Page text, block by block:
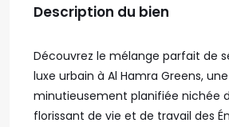
Description du bien
Découvrez le mélange parfait de
luxe urbain à Al Hamra Greens,
minutieusement planifiée nichée
florissant de vie et de travail des